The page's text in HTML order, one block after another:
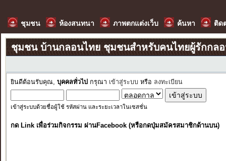
ชุมชน ห้องสนทนา ภาพตกแต่งเว็บ ค้นหา ติด
ชุมชน บ้านกลอนไทย ชุมชนสำหรับคนไทยผู้รักกล
ยินดีต้อนรับคุณ, บุคคลทั่วไป กรุณา เข้าสู่ระบบ หรือ ลงทะเบียน
เข้าสู่ระบบด้วยชื่อผู้ใช้ รหัสผ่าน และระยะเวลาในเซสชั่น
กด Link เพื่อร่วมกิจกรรม ผ่านFacebook (หรือกดปุ่มสมัครสมาชิกด้านบน)